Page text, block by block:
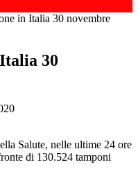
in Italia 30 novembre
30
Salute, nelle ultime 24 ore
di 130.524 tamponi